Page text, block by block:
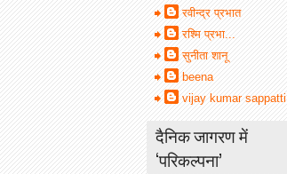
रवीन्द्र प्रभात
रश्मि प्रभा...
सुनीता शानू
beena
vijay kumar sappatti
दैनिक जागरण में
‘परिकल्पना’